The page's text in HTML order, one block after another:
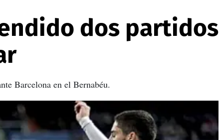
dos partidos
Barcelona en el Bernabéu.